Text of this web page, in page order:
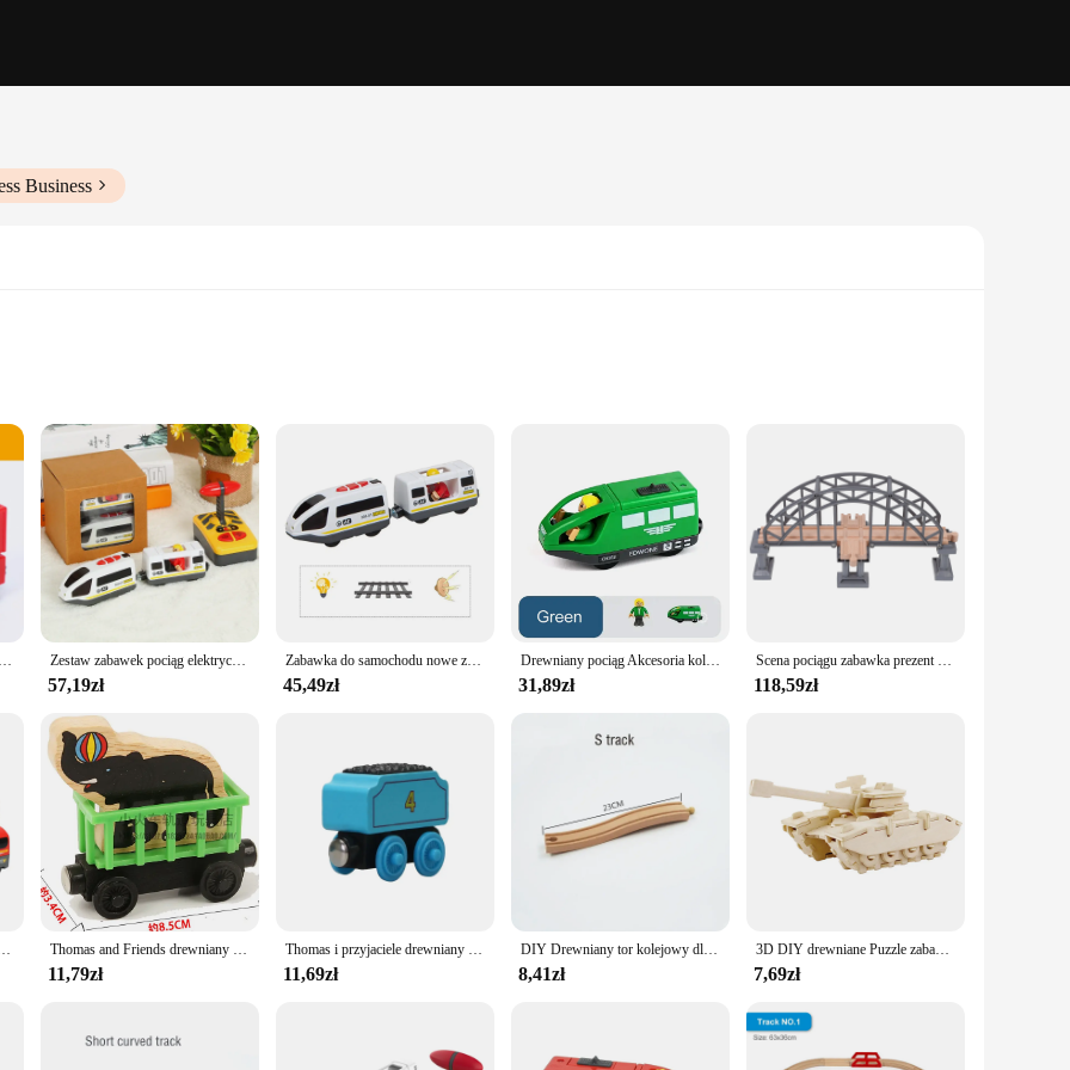
Business
craftsmanship and modern technology. The wooden train set is meticulously designed to bring the joy of train play to both children and
durability and longevity. The set's design and style are reminiscent of classic wooden train sets, offering a nostalgic charm that is perfect
tool. Children can learn about the mechanics of trains and the importance of teamwork as they play with the various train cars and
control make it an engaging and interactive play experience. The wholesale availability of this product makes it an excellent choice for
their collection.
to be easily adaptable, allowing for creative setups and customization to suit any play scenario. Whether it's a simple loop around the
train set is ready to take you on an adventure.
Drewniany pociąg RC akcesoria do kolejek pilot pociąg elektryczny magnetyczny wagon kolejowy pasuje do wszystkich marek tor kolejowy zabawki dla dzieci Zestaw zabawek pociąg elektryczny RC dla samochód zabawka odlewu kolejka zabawkowa nadające się do standardowe drewniane tor kolejowy akumulatora kolejowego zestaw Trem bożonarodzeniowy
57,19zł
Zabawka do samochodu nowe zabawki dla dzieci kompatybilne z zasilanie bateryjne Brio Toys Train drewniany pociąg Track
45,49zł
Drewniany pociąg Akcesoria kolejowe Pociąg elektryczny Magnetyczna kolejka Samochód Diecast Szczelina Pasuje do wszystkich marek Tor kolejowy Zabawki dla dzieci
31,89zł
Scena pociągu zabawka prezent urodzinowy dla dzieci akcesoria kolejowe zabawki dla dzieci czołg zabawka poznawcze drewniane gadżety samochodowe
118,59zł
zabawkowa nadające się do standardowe drewniane tor kolejowy akumulatora kolejowego zestaw Trem bożonarodzeniowy Thomas and Friends drewniany pociąg zestaw Thomas Edward Percy Gorden zabawkowy Model magnetyczny kolejka zabawkowa dla chłopców
11,79zł
Thomas i przyjaciele drewniany pociąg magnetyczny Molley Diesel Toby Oliver Edward Model pociąg Thomas zabawki dla dzieci chłopiec prezenty urodzinowe
11,69zł
DIY Drewniany tor kolejowy dla dzieci Akcesoria Zabawka Tor kolejowy Zabawki kompatybilne ze wszystkimi torami dla dzieci Prezenty dla chłopców i dziewczynek
8,41zł
3D DIY drewniane Puzzle zabawka seria wojskowa czołg pojazd zestaw modeli kreatywne zmontowane edukacyjne Puzzle zabawki prezenty dla dzieci dzieci
7,69zł